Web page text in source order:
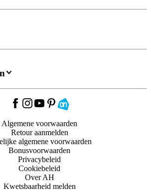
Algemene voorwaarden
Retour aanmelden
algemene voorwaarden
Bonusvoorwaarden
Privacybeleid
Cookiebeleid
Over AH
Kwetsbaarheid melden